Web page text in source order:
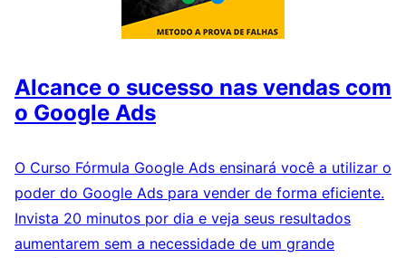
Alcance o sucesso nas vendas com
o Google Ads
O Curso Fórmula Google Ads ensinará você a utilizar o
poder do Google Ads para vender de forma eficiente.
Invista 20 minutos por dia e veja seus resultados
aumentarem sem a necessidade de um grande